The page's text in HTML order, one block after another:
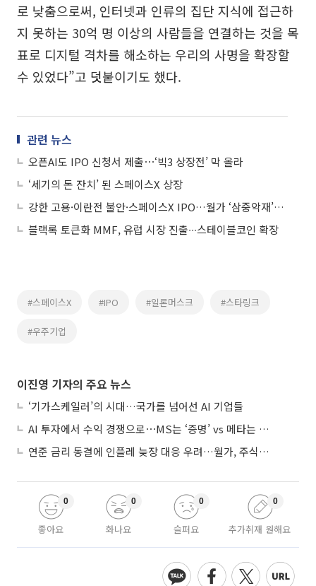
로 낮춤으로써, 인터넷과 인류의 집단 지식에 접근하
지 못하는 30억 명 이상의 사람들을 연결하는 것을 목
표로 디지털 격차를 해소하는 우리의 사명을 확장할
수 있었다”고 덧붙이기도 했다.
관련 뉴스
오픈AI도 IPO 신청서 제출⋯‘빅3 상장전’ 막 올라
‘세기의 돈 잔치’ 된 스페이스X 상장
강한 고용·이란전 불안·스페이스X IPO…월가 ‘삼중악재’에 “더 큰 변동성 온다”
블랙록 토큰화 MMF, 유럽 시장 진출∙∙∙스테이블코인 확장
#스페이스X #IPO #일론머스크 #스타링크
#우주기업
이진영 기자의 주요 뉴스
‘기가스케일러’의 시대…국가를 넘어선 AI 기업들
AI 투자에서 수익 경쟁으로⋯MS는 ‘증명’ vs 메타는 ‘숙제’
연준 금리 동결에 인플레 늦장 대응 우려…월가, 주식도 채권도 던졌다
좋아요
0
화나요
0
슬퍼요
0
추가취재 원해요
0